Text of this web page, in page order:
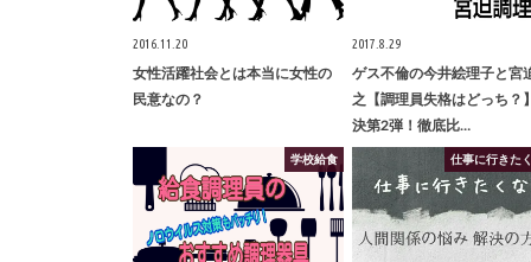
2016.11.20
女性活躍社会とは本当に女性の
民意なの？
2017.8.29
ゲス不倫の今井絵理子と宮
之【調理員失格はどっち？
決第2弾！徹底比…
学校給食 仕事に行きた